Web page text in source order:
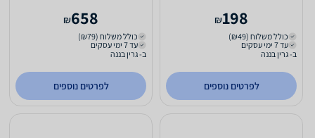
198
₪
כולל משלוח (₪49)
עד 7 ימי עסקים
ב- גרין בננה
לפרטים נוספים
658
₪
כולל משלוח (₪79)
עד 7 ימי עסקים
ב- גרין בננה
לפרטים נוספים